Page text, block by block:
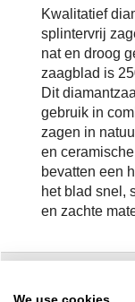
Kwalitatief
splintervrij
nat en droog
zaagblad is
Dit
gebruik in
zagen in
en
bevatten een
het blad snel,
en zachte